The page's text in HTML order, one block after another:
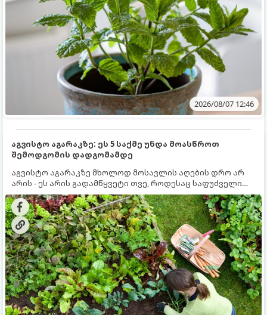
2026/08/07 12:46
აგვისტო აგარაკზე: ეს 5 საქმე უნდა მოასწროთ
შემოდგომის დადგომამდე
აგვისტო აგარაკზე მხოლოდ მოსავლის აღების დრო არ
არის - ეს არის გადამწყვეტი თვე, როდესაც საფუძველი
ეყრება მომავალი წლის მოსავალს და ბაღი მზადდება
შემოდგომა-ზამთრის სეზონისთვის. იმისათვის, რომ
ნიადაგმა ენერგია აღიდგინოს, ხოლო მცენარეებმა
ზამთარს გაუძლონ, აგვისტოს ბოლომდე 5
მნიშვნელოვანი საქმის გაკეთება უნდა მოასწროთ: